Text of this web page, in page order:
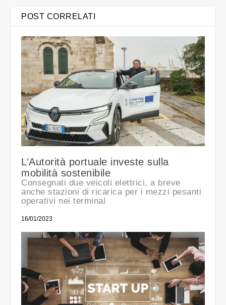
POST CORRELATI
L’Autorità portuale investe sulla
mobilità sostenibile
Consegnati due veicoli elettrici, a breve
anche stazioni di ricarica per i mezzi pesanti
operativi nei terminal
16/01/2023